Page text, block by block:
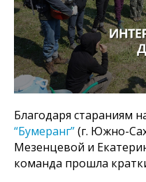
Благодаря стараниям
“Бумеранг”(г. Южно-
Мезенцевой и
команда прошла